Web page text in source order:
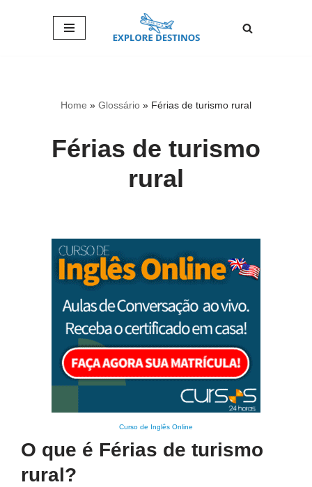
Home » Glossário » Férias de turismo rural
Férias de turismo
rural
Curso de Inglês Online
O que é Férias de turismo
rural?